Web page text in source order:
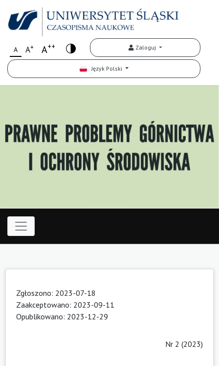
A A+ A++ Zaloguj
Język Polski
Zgłoszono: 2023-07-18
Zaakceptowano: 2023-09-11
Opublikowano: 2023-12-29
Nr 2 (2023)